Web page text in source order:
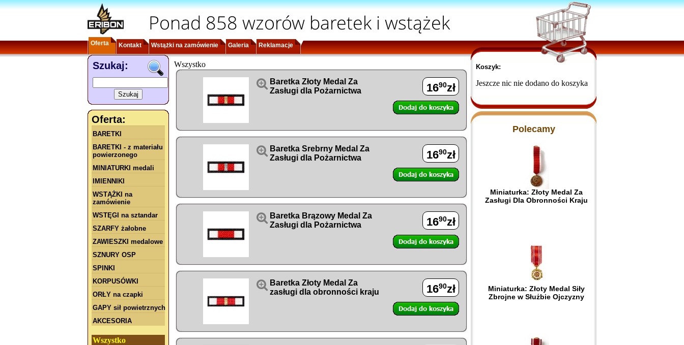
Ponad 858 wzorów baretek i wstążek
Oferta Kontakt Wstążki na zamówienie Galeria Reklamacje
Szukaj:
Oferta:
BARETKI
BARETKI - z materiału
powierzonego
MINIATURKI medali
IMIENNIKI
WSTĄŻKI na
zamówienie
WSTĘGI na sztandar
SZARFY żałobne
ZAWIESZKI medalowe
SZNURY OSP
SPINKI
KORPUSÓWKI
ORŁY na czapki
GAPY sił powietrznych
AKCESORIA
Wszystko
Wszystko
 Baretka Złoty Medal Za
Zasługi dla Pożarnictwa
1690zł
 Baretka Srebrny Medal Za
Zasługi dla Pożarnictwa
1690zł
 Baretka Brązowy Medal Za
Zasługi dla Pożarnictwa
1690zł
 Baretka Złoty Medal Za
zasługi dla obronności kraju
1690zł
Koszyk:
Jeszcze nic nie dodano do koszyka
Polecamy
Miniaturka: Złoty Medal Za
Zasługi Dla Obronności Kraju
Miniaturka: Złoty Medal Siły
Zbrojne w Służbie Ojczyzny